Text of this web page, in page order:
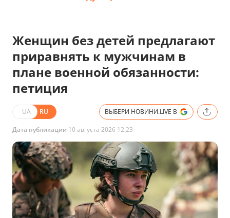
Женщин без детей предлагают
приравнять к мужчинам в
плане военной обязанности:
петиция
UA RU ВЫБЕРИ НОВИНИ.LIVE В
Дата публикации 10 августа 2026 12:23